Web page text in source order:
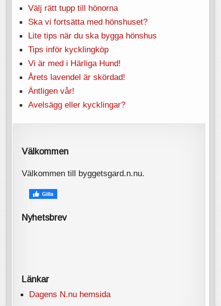
Välj rätt tupp till hönorna
Ska vi fortsätta med hönshuset?
Lite tips när du ska bygga hönshus
Tips inför kycklingköp
Vi är med i Härliga Hund!
Årets lavendel är skördad!
Äntligen vår!
Avelsägg eller kycklingar?
Välkommen
Välkommen till byggetsgard.n.nu.
Nyhetsbrev
Länkar
Dagens N.nu hemsida